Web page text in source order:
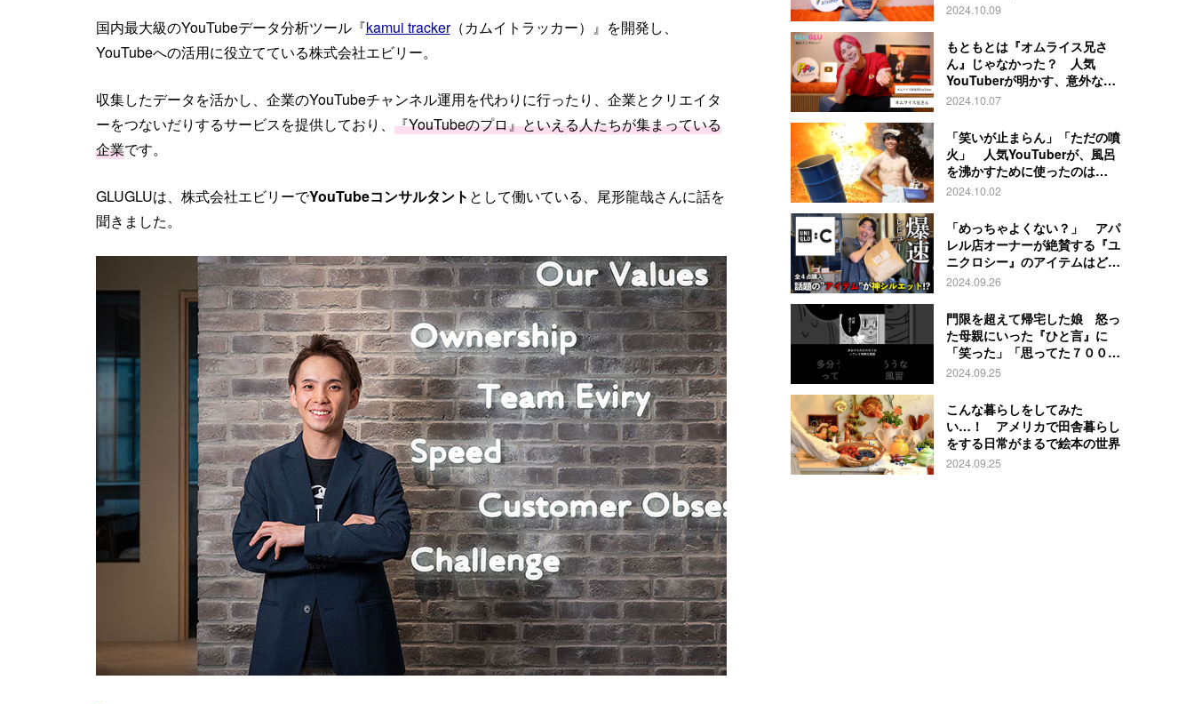
国内最大級のYouTubeデータ分析ツール『kamui tracker（カムイトラッカー）』を開発し、
YouTubeへの活用に役立てている株式会社エビリー。
収集したデータを活かし、企業のYouTubeチャンネル運用を代わりに行ったり、企業とクリエイタ
ーをつないだりするサービスを提供しており、 『YouTubeのプロ』といえる人たちが集まっている
企業です。
GLUGLUは、株式会社エビリーでYouTubeコンサルタント として働いている、尾形龍哉さんに話を
聞きました。
2024.10.09
もともとは『オムライス兄さ
ん』じゃなかった？ 人気
YouTuberが明かす、意外な過
去とは
2024.10.07
「笑いが止まらん」「ただの噴
火」 人気YouTuberが、風呂
を沸かすために使ったのは…
2024.10.02
「めっちゃよくない？」 アパ
レル店オーナーが絶賛する『ユ
ニクロシー』のアイテムはど
れ？
2024.09.26
門限を超えて帰宅した娘 怒っ
た母親にいった『ひと言』に
「笑った」「思ってた７００倍
特殊」
2024.09.25
こんな暮らしをしてみた
い…！ アメリカで田舎暮らし
をする日常がまるで絵本の世界
2024.09.25